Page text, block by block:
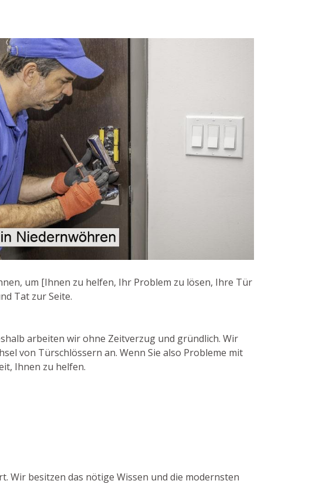
um [Ihnen zu helfen, Ihr Problem zu lösen, Ihre Tür
Tat zur Seite.
arbeiten wir ohne Zeitverzug und gründlich. Wir
von Türschlössern an. Wenn Sie also Probleme mit
Ihnen zu helfen.
Wir besitzen das nötige Wissen und die modernsten